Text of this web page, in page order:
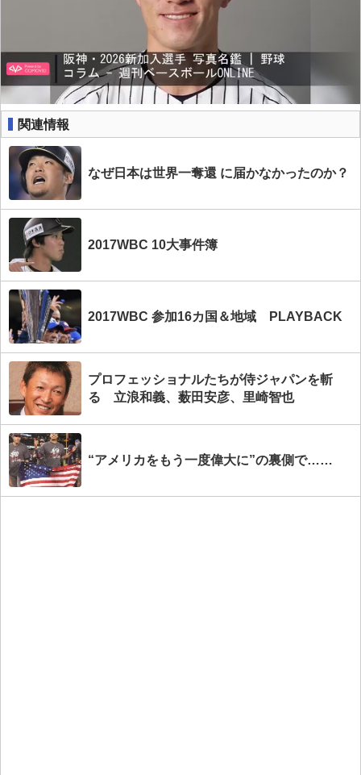
関連情報
なぜ日本は世界一奪還 に届かなかったのか？
2017WBC 10大事件簿
2017WBC 参加16カ国＆地域 PLAYBACK
プロフェッショナルたちが侍ジャパンを斬
る 立浪和義、薮田安彦、里崎智也
“アメリカをもう一度偉大に”の裏側で……